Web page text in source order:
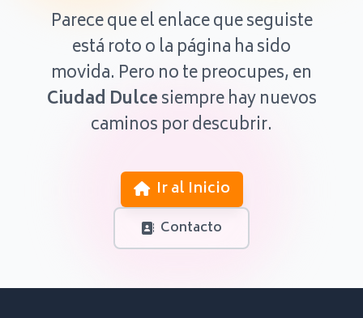
Parece que el enlace que seguiste
está roto o la página ha sido
movida. Pero no te preocupes, en
Ciudad Dulcesiempre hay nuevos
caminos por descubrir.
Ir al Inicio
Contacto